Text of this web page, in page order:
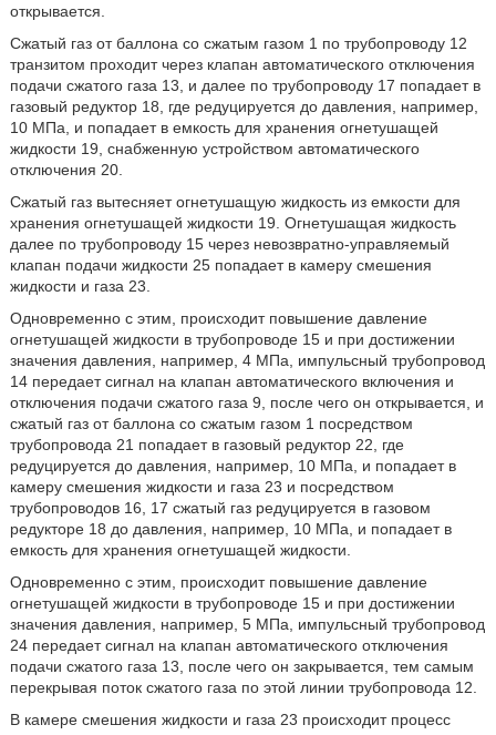
открывается.
Сжатый газ от баллона со сжатым газом 1 по трубопроводу 12
транзитом проходит через клапан автоматического отключения
подачи сжатого газа 13, и далее по трубопроводу 17 попадает в
газовый редуктор 18, где редуцируется до давления, например,
10 МПа, и попадает в емкость для хранения огнетушащей
жидкости 19, снабженную устройством автоматического
отключения 20.
Сжатый газ вытесняет огнетушащую жидкость из емкости для
хранения огнетушащей жидкости 19. Огнетушащая жидкость
далее по трубопроводу 15 через невозвратно-управляемый
клапан подачи жидкости 25 попадает в камеру смешения
жидкости и газа 23.
Одновременно с этим, происходит повышение давление
огнетушащей жидкости в трубопроводе 15 и при достижении
значения давления, например, 4 МПа, импульсный трубопровод
14 передает сигнал на клапан автоматического включения и
отключения подачи сжатого газа 9, после чего он открывается, и
сжатый газ от баллона со сжатым газом 1 посредством
трубопровода 21 попадает в газовый редуктор 22, где
редуцируется до давления, например, 10 МПа, и попадает в
камеру смешения жидкости и газа 23 и посредством
трубопроводов 16, 17 сжатый газ редуцируется в газовом
редукторе 18 до давления, например, 10 МПа, и попадает в
емкость для хранения огнетушащей жидкости.
Одновременно с этим, происходит повышение давление
огнетушащей жидкости в трубопроводе 15 и при достижении
значения давления, например, 5 МПа, импульсный трубопровод
24 передает сигнал на клапан автоматического отключения
подачи сжатого газа 13, после чего он закрывается, тем самым
перекрывая поток сжатого газа по этой линии трубопровода 12.
В камере смешения жидкости и газа 23 происходит процесс